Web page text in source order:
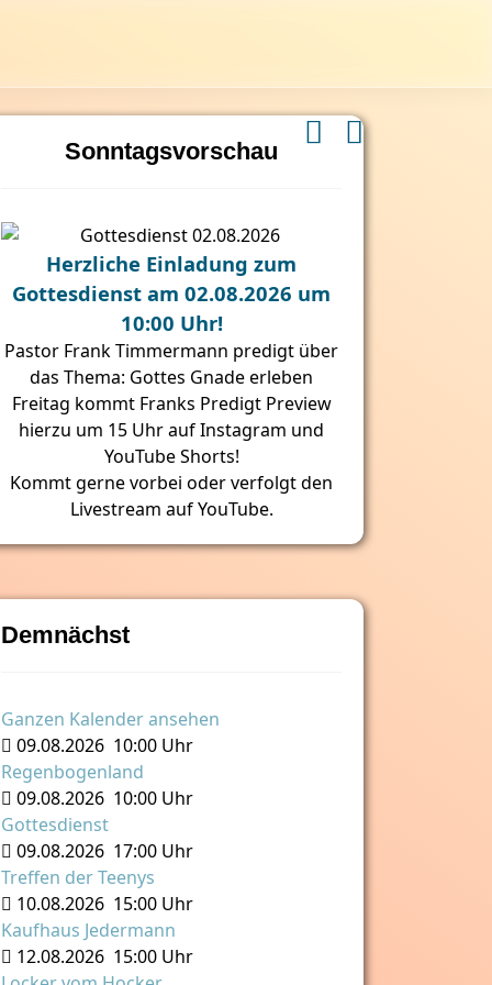
Sonntagsvorschau
Herzliche Einladung zum
Gottesdienst am 02.08.2026 um
10:00 Uhr!
Pastor Frank Timmermann predigt über
das Thema: Gottes Gnade erleben
Freitag kommt Franks Predigt Preview
hierzu um 15 Uhr auf Instagram und
YouTube Shorts!
Kommt gerne vorbei oder verfolgt den
Livestream auf YouTube.
Demnächst
Ganzen Kalender ansehen
09.08.2026 10:00 Uhr
Regenbogenland
09.08.2026 10:00 Uhr
Gottesdienst
09.08.2026 17:00 Uhr
Treffen der Teenys
10.08.2026 15:00 Uhr
Kaufhaus Jedermann
12.08.2026 15:00 Uhr